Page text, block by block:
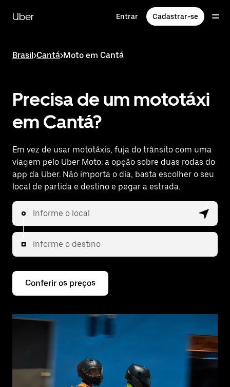
paraUber Entrar Cadastrar-se
Brasil>Cantá>Moto em Cantá
Precisa de um mototáxi
em Cantá?
Em vez de usar mototáxis, fuja do trânsito com uma
viagem pelo Uber Moto: a opção sobre duas rodas do
app da Uber. Não importa o dia, basta escolher o seu
local de partida e destino e pegar a estrada.
Informe o local
Informe o destino
Conferir os preços